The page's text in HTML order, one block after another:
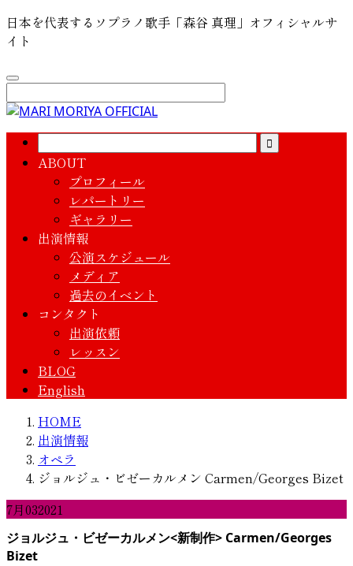
日本を代表するソプラノ歌手「森谷 真理」オフィシャルサ
イト
ABOUT
プロフィール
レパートリー
ギャラリー
出演情報
公演スケジュール
メディア
過去のイベント
コンタクト
出演依頼
レッスン
BLOG
English
HOME
出演情報
オペラ
ジョルジュ・ビゼーカルメン Carmen/Georges Bizet
7月032021
ジョルジュ・ビゼーカルメン<新制作> Carmen/Georges
Bizet